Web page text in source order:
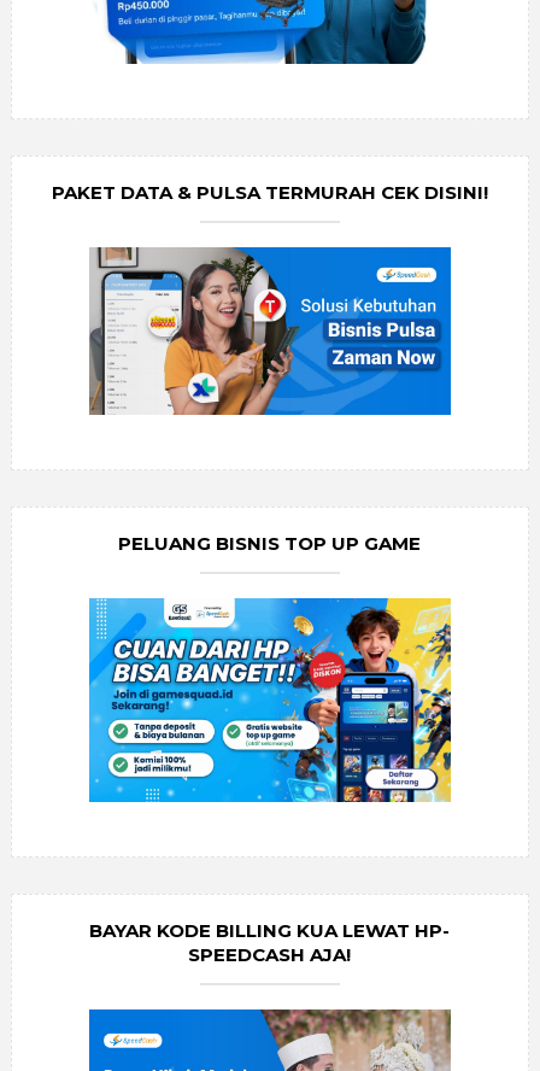
PAKET DATA & PULSA TERMURAH CEK DISINI!
PELUANG BISNIS TOP UP GAME
BAYAR KODE BILLING KUA LEWAT HP-
SPEEDCASH AJA!